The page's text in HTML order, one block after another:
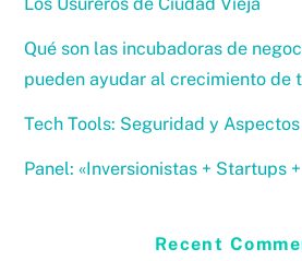
Qué son las incubadoras de
pueden ayudar al crecimiento de
Tech Tools: Seguridad y
Panel: «Inversionistas + Startups
Recent